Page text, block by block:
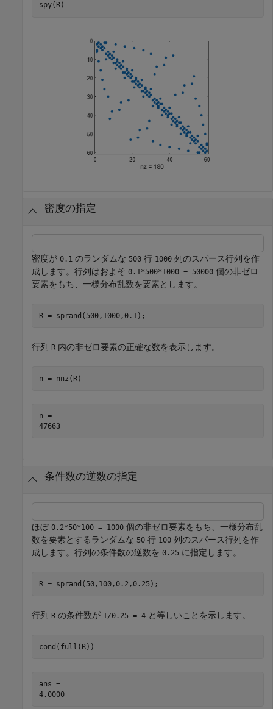
spy(R)
密度の指定
密度が 0.1 のランダムな 500 行 1000 列のスパース行列を作
成します。行列はおよそ 0.1*500*1000 = 50000 個の非ゼロ
要素をもち、一様分布乱数を要素とします。
R = sprand(500,1000,0.1);
行列 R 内の非ゼロ要素の正確な数を表示します。
n = nnz(R)
n =
47663
条件数の逆数の指定
ほぼ 0.2*50*100 = 1000 個の非ゼロ要素をもち、一様分布乱
数を要素とするランダムな 50 行 100 列のスパース行列を作
成します。行列の条件数の逆数を 0.25 に指定します。
R = sprand(50,100,0.2,0.25);
行列 R の条件数が 1/0.25 = 4 と等しいことを示します。
cond(full(R))
ans =
4.0000